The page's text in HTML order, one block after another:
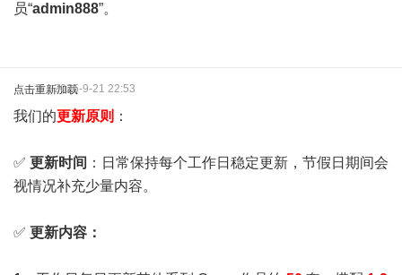
员“admin888”。
点击重新加载2025-9-21 22:53
我们的更新原则 ：
✅ 更新时间 ：日常保持每个工作日稳定更新，节假日期间会
视情况补充少量内容。
✅ 更新内容：